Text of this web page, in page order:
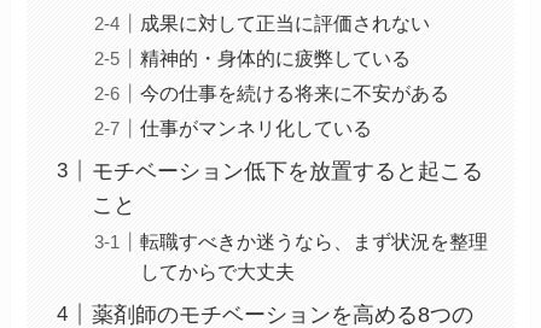
成果に対して正当に評価されない
精神的・身体的に疲弊している
今の仕事を続ける将来に不安がある
仕事がマンネリ化している
モチベーション低下を放置すると起こる
こと
転職すべきか迷うなら、まず状況を整理
してからで大丈夫
薬剤師のモチベーションを高める8つの